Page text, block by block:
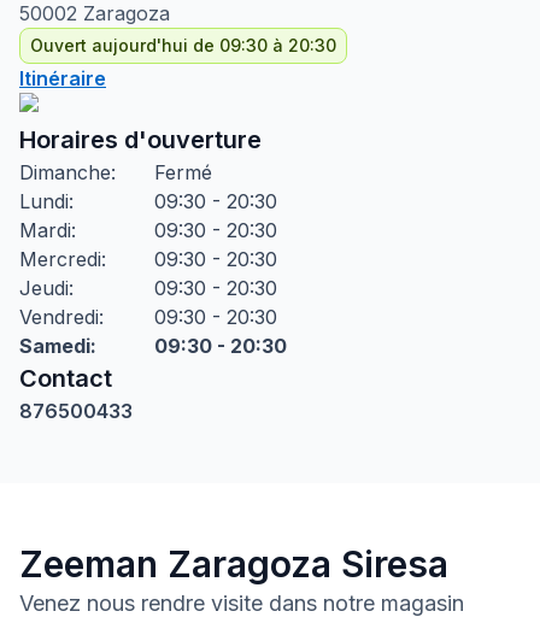
50002 Zaragoza
Ouvert aujourd'hui de 09:30 à 20:30
Itinéraire
Horaires d'ouverture
Dimanche:
Fermé
Lundi:
09:30 - 20:30
Mardi:
09:30 - 20:30
Mercredi:
09:30 - 20:30
Jeudi:
09:30 - 20:30
Vendredi:
09:30 - 20:30
Samedi: 09:30 - 20:30
Contact
876500433
Zeeman Zaragoza Siresa
Venez nous rendre visite dans notre magasin